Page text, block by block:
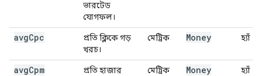
ভারটেড
যোগফল।
avgCpc
প্রতি ক্লিকে গড়
খরচ।
মেট্রিক Money হ্যাঁ
avgCpm
প্রতি হাজার
মেট্রিক Money হ্যাঁ